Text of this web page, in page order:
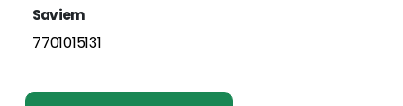
Saviem
7701015131